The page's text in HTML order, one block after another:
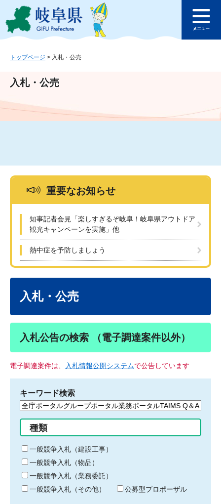
ジ
ュ
文
このページの本文へ
ュ
トップページ > 入札・公売
入札・公売
重要なお知らせ
知事記者会見「楽しすぎるぞ岐阜！岐阜県アウトドア
観光キャンペーンを実施」他
熱中症を予防しましょう
入札・公売
入札公告の検索 （電子調達案件以外）
電子調達案件は、 入札情報公開システムで公告しています
キーワード検索
検
る
キ
ー
ワ
ー
ド
種類
一般競争入札（建設工事）
一般競争入札（物品）
一般競争入札（業務委託）
一般競争入札（その他）
公募型プロポーザル